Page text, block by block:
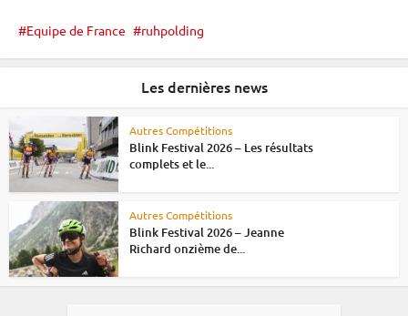
Equipe de France ruhpolding
Les dernières news
Autres Compétitions
Blink Festival 2026 – Les résultats
complets et le...
Autres Compétitions
Blink Festival 2026 – Jeanne
Richard onzième de...